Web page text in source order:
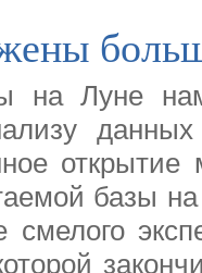
на Луне
базы
смелого